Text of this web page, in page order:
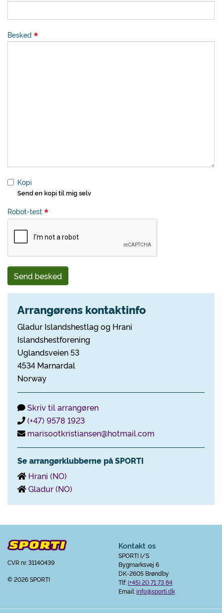
Besked
Kopi
Send en kopi til mig selv
Robot-test
Send besked
Arrangørens kontaktinfo
Gladur Islandshestlag og Hrani
Islandshestforening
Uglandsveien 53
4534 Marnardal
Norway
Skriv til arrangøren
(+47) 9578 1923
marisootkristiansen@hotmail.com
Se arrangørklubberne på SPORTI
Hrani (NO)
Gladur (NO)
CVR nr. 31140439
© 2026 SPORTI
Kontakt os
SPORTI I/S
Bygmarksvej 6
DK-2605 Brøndby
Tlf:(+45) 20 71 73 84
Email:info@sporti.dk